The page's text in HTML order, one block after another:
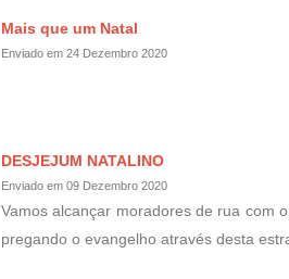
Mais que um Natal
Enviado em 24 Dezembro 2020
DESJEJUM NATALINO
Enviado em 09 Dezembro 2020
Vamos alcançar moradores de rua com
pregando o evangelho através desta